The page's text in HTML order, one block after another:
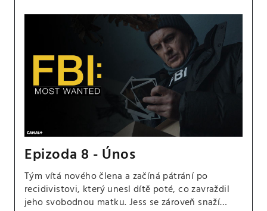
Epizoda 8 - Únos
Tým vítá nového člena a začíná pátrání po
recidivistovi, který unesl dítě poté, co zavraždil
jeho svobodnou matku. Jess se zároveň snaží